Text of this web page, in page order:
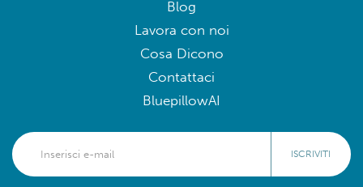
Blog
Lavora con noi
Cosa Dicono
Contattaci
BluepillowAI
ISCRIVITI